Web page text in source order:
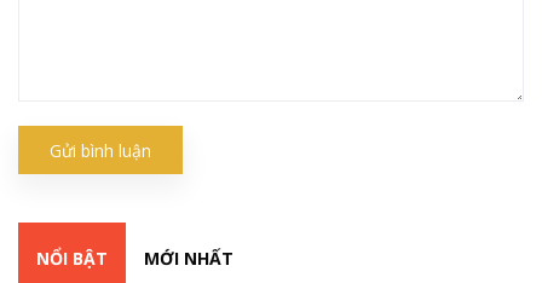
Gửi bình luận
NỔI BẬT MỚI NHẤT